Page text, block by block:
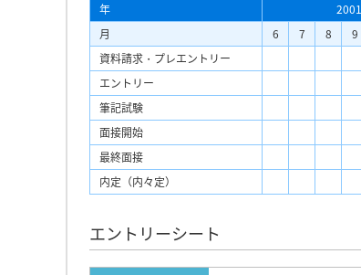
年
月
6 7 8 9
資料請求・プレエントリー
エントリー
筆記試験
面接開始
最終面接
内定（内々定）
エントリーシート